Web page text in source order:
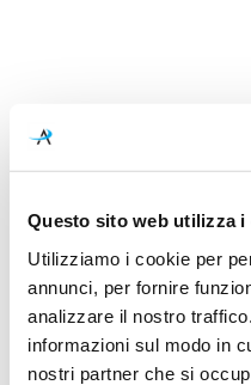
Questo sito web utilizza i
Utilizziamo i cookie per
annunci, per fornire
analizzare il nostro
informazioni sul modo in
nostri partner che si
Caratteristiche
Cod.Art.
15412 7127
Dimensioni
Ø125mm - H215mm (H